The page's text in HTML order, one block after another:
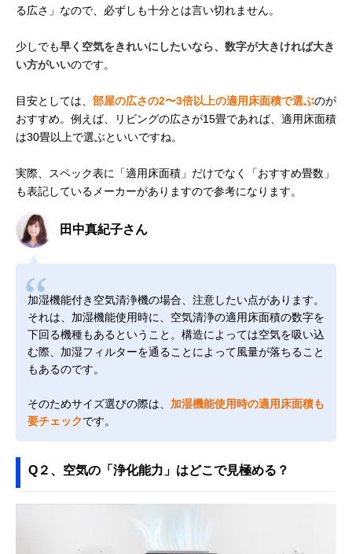
る広さ」なので、必ずしも十分とは言い切れません。
少しでも早く空気をきれいにしたいなら、数字が大きければ大き
い方がいいのです。
目安としては、 部屋の広さの2〜3倍以上の適用床面積で選ぶのが
おすすめ。例えば、リビングの広さが15畳であれば、適用床面積
は30畳以上で選ぶといいですね。
実際、スペック表に「適用床面積」だけでなく「おすすめ畳数」
も表記しているメーカーがありますので参考になります。
田中真紀子さん
加湿機能付き空気清浄機の場合、注意したい点があります。
それは、加湿機能使用時に、空気清浄の適用床面積の数字を
下回る機種もあるということ。構造によっては空気を吸い込
む際、加湿フィルターを通ることによって風量が落ちること
もあるのです。
そのためサイズ選びの際は、 加湿機能使用時の適用床面積も
要チェックです。
Q２、空気の「浄化能力」はどこで見極める？